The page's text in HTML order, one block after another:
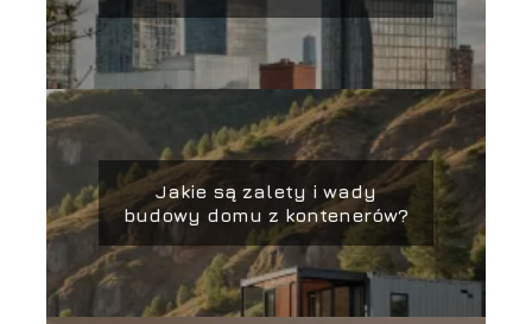
Jakie są zalety i wady
budowy domu z kontenerów?